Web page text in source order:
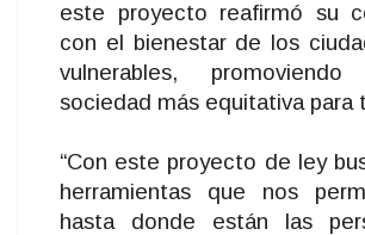
este proyecto reafirmó su
con el bienestar de los
vulnerables,
sociedad más equitativa para
“Con este proyecto de ley
herramientas que nos
hasta donde están las